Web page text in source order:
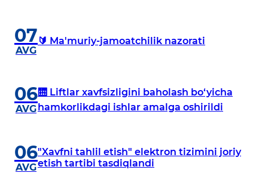
07
AVG
🔰 Ma'muriy-jamoatchilik nazorati
06
AVG
🛗 Liftlar xavfsizligini baholash bo‘yicha
hamkorlikdagi ishlar amalga oshirildi
06
AVG
"Xavfni tahlil etish" elektron tizimini joriy
etish tartibi tasdiqlandi